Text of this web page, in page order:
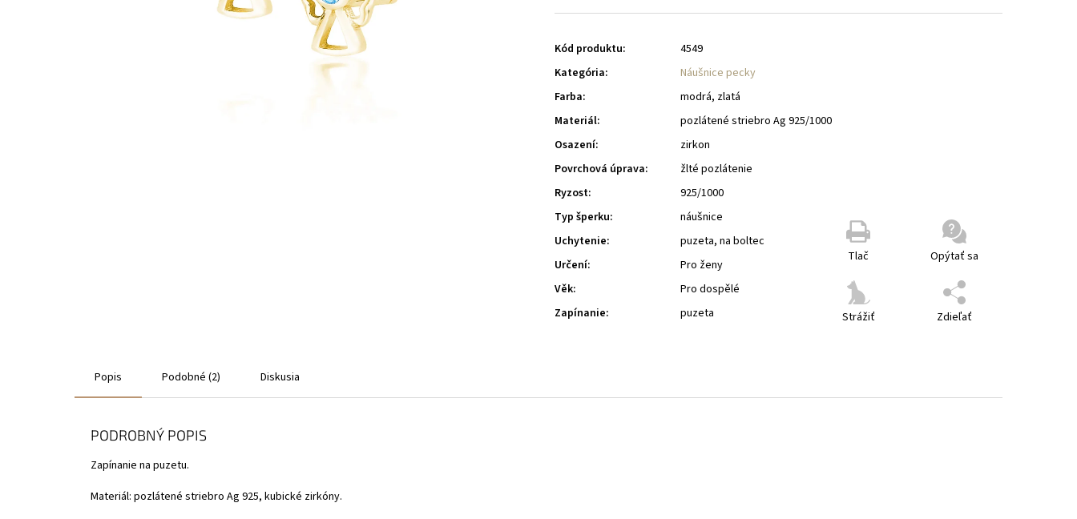
Tlač Opýtať sa
Strážiť Zdieľať
Kód produktu:
4549
Kategória:
Náušnice pecky
Farba:
modrá, zlatá
Materiál:
pozlátené striebro Ag 925/1000
Osazení:
zirkon
Povrchová úprava:
žlté pozlátenie
Ryzost:
925/1000
Typ šperku:
náušnice
Uchytenie:
puzeta, na boltec
Určení:
Pro ženy
Věk:
Pro dospělé
Zapínanie: puzeta
Popis Podobné (2) Diskusia
PODROBNÝ POPIS
Zapínanie na puzetu.
Materiál: pozlátené striebro Ag 925, kubické zirkóny.